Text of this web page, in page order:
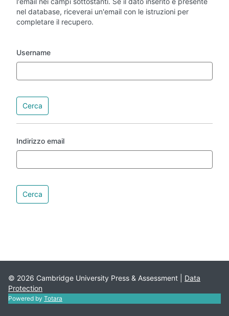
nel database, riceverai un'email con le istruzioni per
completare il recupero.
Username
Indirizzo email
© 2026 Cambridge University Press & Assessment | Data
Protection
Powered by Totara